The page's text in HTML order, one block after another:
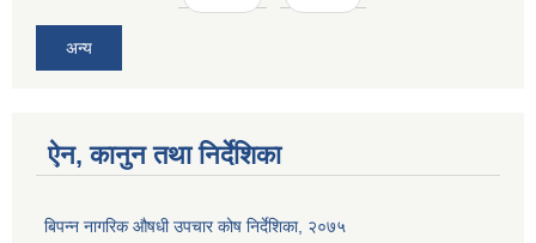
अन्य
ऐन, कानुन तथा निर्देशिका
बिपन्न नागरिक औषधी उपचार कोष निर्देशिका, २०७५